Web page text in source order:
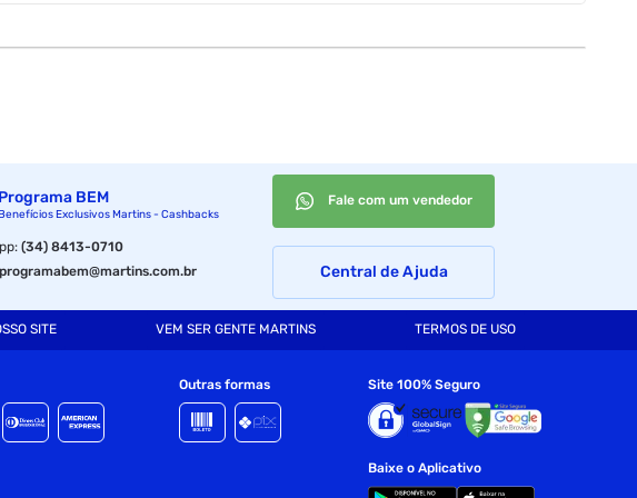
inclusive os das áreas alimentícia, estética ou indústria.
Programa BEM
Exclusivos Martins - Cashbacks
:(34) 8413-0710
programabem@martins.com.br
Fale com um vendedor
Central de Ajuda
SITE VEM SER GENTE MARTINS TERMOS DE USO
Outras formas Site 100% Seguro
Baixe o Aplicativo